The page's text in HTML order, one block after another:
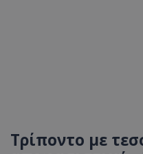
Τρίποντο με